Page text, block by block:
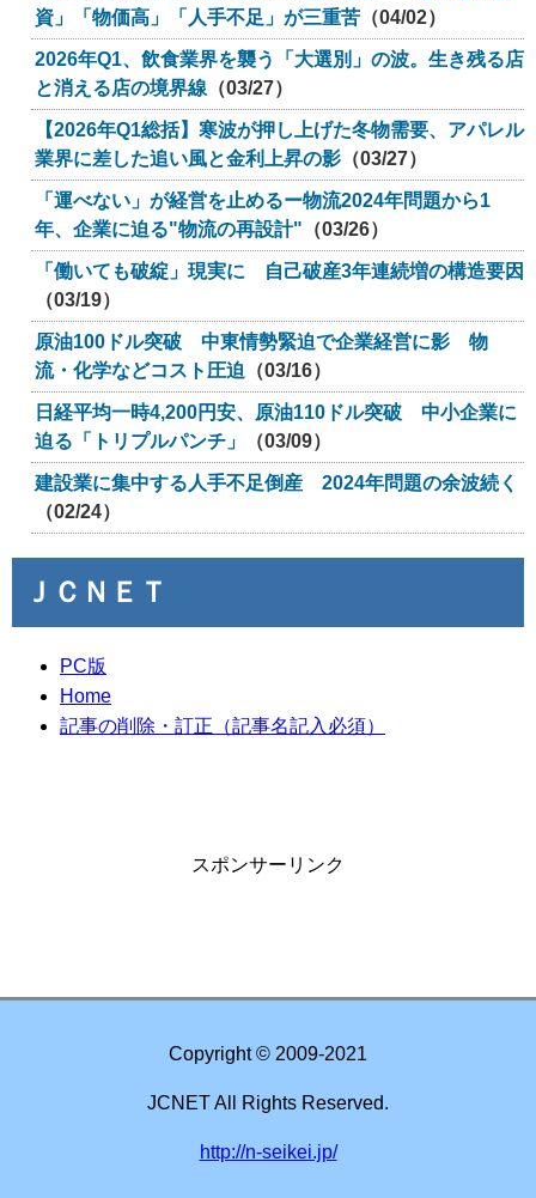
資」「物価高」「人手不足」が三重苦 （04/02）
2026年Q1、飲食業界を襲う「大選別」の波。生き残る店
と消える店の境界線 （03/27）
【2026年Q1総括】寒波が押し上げた冬物需要、アパレル
業界に差した追い風と金利上昇の影 （03/27）
「運べない」が経営を止めるー物流2024年問題から1
年、企業に迫る"物流の再設計" （03/26）
「働いても破綻」現実に 自己破産3年連続増の構造要因
（03/19）
原油100ドル突破 中東情勢緊迫で企業経営に影 物
流・化学などコスト圧迫
（03/16）
日経平均一時4,200円安、原油110ドル突破 中小企業に
迫る「トリプルパンチ」
（03/09）
建設業に集中する人手不足倒産 2024年問題の余波続く
（02/24）
ＪＣＮＥＴ
PC版
Home
記事の削除・訂正（記事名記入必須）
スポンサーリンク
Copyright © 2009-2021
JCNET All Rights Reserved.
http://n-seikei.jp/